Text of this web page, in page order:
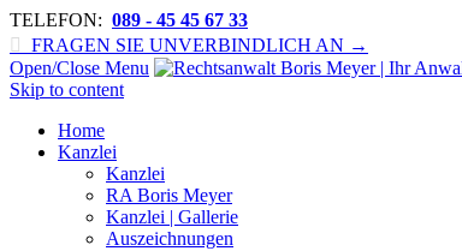
TELEFON: 089 - 45 45 67 33

FRAGEN SIE UNVERBINDLICH AN →
Open/Close Menu
Skip to content
Home
Kanzlei
Kanzlei
RA Boris Meyer
Kanzlei | Gallerie
Auszeichnungen